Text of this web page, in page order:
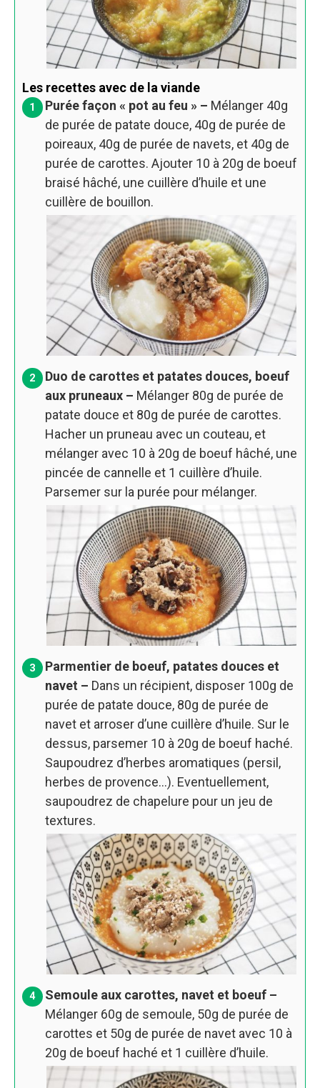
Les recettes avec de la viande
Purée façon « pot au feu » – Mélanger 40g
de purée de patate douce, 40g de purée de
poireaux, 40g de purée de navets, et 40g de
purée de carottes. Ajouter 10 à 20g de boeuf
braisé hâché, une cuillère d’huile et une
cuillère de bouillon.
Duo de carottes et patates douces, boeuf
aux pruneaux – Mélanger 80g de purée de
patate douce et 80g de purée de carottes.
Hacher un pruneau avec un couteau, et
mélanger avec 10 à 20g de boeuf hâché, une
pincée de cannelle et 1 cuillère d’huile.
Parsemer sur la purée pour mélanger.
Parmentier de boeuf, patates douces et
navet – Dans un récipient, disposer 100g de
purée de patate douce, 80g de purée de
navet et arroser d’une cuillère d’huile. Sur le
dessus, parsemer 10 à 20g de boeuf haché.
Saupoudrez d’herbes aromatiques (persil,
herbes de provence…). Eventuellement,
saupoudrez de chapelure pour un jeu de
textures.
Semoule aux carottes, navet et boeuf –
Mélanger 60g de semoule, 50g de purée de
carottes et 50g de purée de navet avec 10 à
20g de boeuf haché et 1 cuillère d’huile.